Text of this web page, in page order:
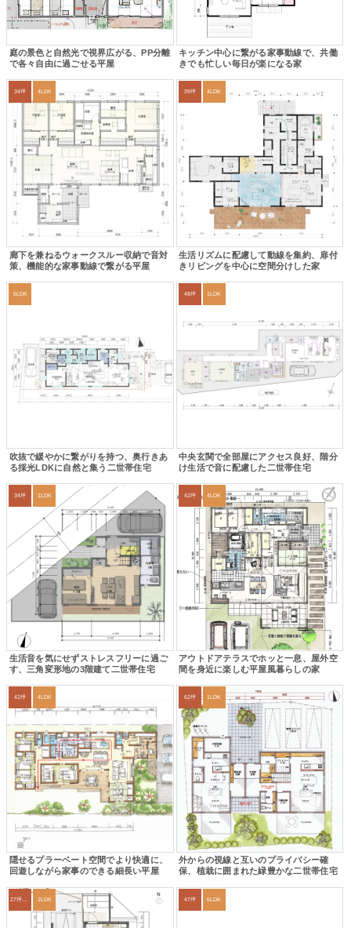
庭の景色と自然光で視界広がる、PP分離
で各々自由に過ごせる平屋
キッチン中心に繋がる家事動線で、共働
きでも忙しい毎日が楽になる家
34坪 4LDK
廊下を兼ねるウォークスルー収納で音対
策、機能的な家事動線で繋がる平屋
39坪 4LDK
生活リズムに配慮して動線を集約、扉付
きリビングを中心に空間分けした家
5LDK
吹抜で緩やかに繋がりを持つ、奥行きあ
る採光LDKに自然と集う二世帯住宅
48坪 1LDK
中央玄関で全部屋にアクセス良好、階分
け生活で音に配慮した二世帯住宅
34坪 1LDK
生活音を気にせずストレスフリーに過ご
す、三角変形地の3階建て二世帯住宅
42坪 4LDK
アウトドアテラスでホッと一息、屋外空
間を身近に楽しむ平屋風暮らしの家
42坪 4LDK
隠せるプラーベート空間でより快適に、
回遊しながら家事のできる細長い平屋
62坪 1LDK
外からの視線と互いのプライバシー確
保、植栽に囲まれた緑豊かな二世帯住宅
2LDK 47坪 6LDK